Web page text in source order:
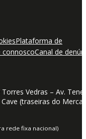
Plataforma de
connoscoCanal de
Vedras – Av.
(traseiras do
rede fixa nacional)